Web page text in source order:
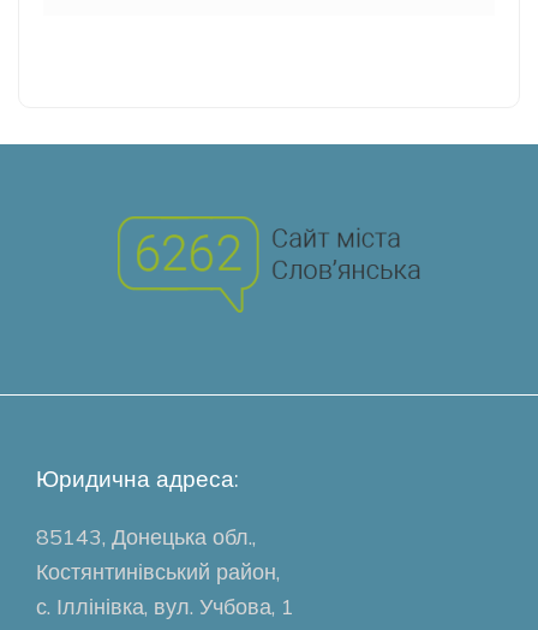
Юридична адреса:
85143, Донецька обл.,
Костянтинівський район,
с. Іллінівка, вул. Учбова, 1